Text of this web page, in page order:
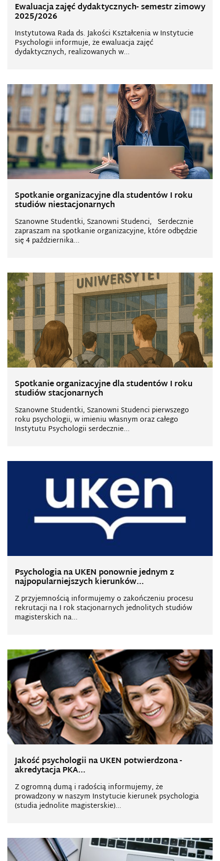
Ewaluacja zajęć dydaktycznych- semestr zimowy
2025/2026
Instytutowa Rada ds. Jakości Kształcenia w Instytucie
Psychologii informuje, że ewaluacja zajęć
dydaktycznych, realizowanych w...
Spotkanie organizacyjne dla studentów I roku
studiów niestacjonarnych
Szanowne Studentki, Szanowni Studenci, Serdecznie
zapraszam na spotkanie organizacyjne, które odbędzie
się 4 października...
Spotkanie organizacyjne dla studentów I roku
studiów stacjonarnych
Szanowne Studentki, Szanowni Studenci pierwszego
roku psychologii, w imieniu własnym oraz całego
Instytutu Psychologii serdecznie...
Psychologia na UKEN ponownie jednym z
najpopularniejszych kierunków...
Z przyjemnością informujemy o zakończeniu procesu
rekrutacji na I rok stacjonarnych jednolitych studiów
magisterskich na...
Jakość psychologii na UKEN potwierdzona -
akredytacja PKA...
Z ogromną dumą i radością informujemy, że
prowadzony w naszym Instytucie kierunek psychologia
(studia jednolite magisterskie)...